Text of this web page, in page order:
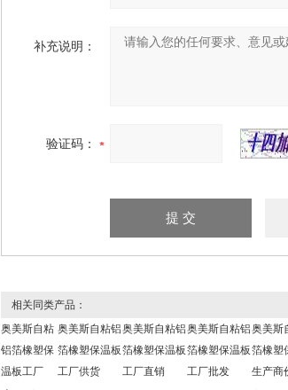
补充说明：
验证码：
相关同类产品：
奥美斯自粘
铝箔橡塑保
温板工厂
奥美斯自粘铝
箔橡塑保温板
工厂供货
奥美斯自粘铝
箔橡塑保温板
工厂直销
奥美斯自粘铝
箔橡塑保温板
工厂批发
奥美斯
箔橡塑
生产商